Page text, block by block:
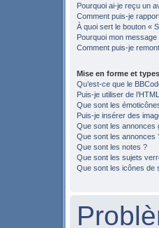
Pourquoi ai-je reçu un
Comment puis-je
À quoi sert le bouton «
Pourquoi mon
Comment puis-je
Mise en forme et
Qu’est-ce que le
Puis-je utiliser de
Que sont les
Puis-je insérer des
Que sont les annonces
Que sont les annonces
Que sont les notes ?
Que sont les sujets
Que sont les icônes de